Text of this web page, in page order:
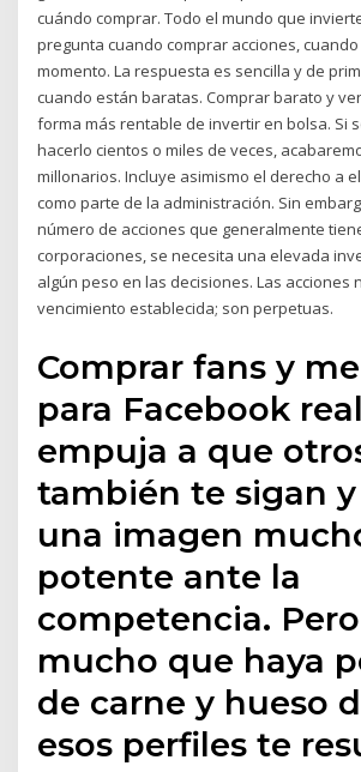
cuándo comprar. Todo el mundo que
pregunta cuando comprar acciones,
momento. La respuesta es sencilla y de
cuando están baratas. Comprar barato y
forma más rentable de invertir en bolsa. Si
hacerlo cientos o miles de veces,
millonarios. Incluye asimismo el derecho a
como parte de la administración. Sin
número de acciones que generalmente
corporaciones, se necesita una elevada
algún peso en las decisiones. Las acciones
vencimiento establecida; son perpetuas.
Comprar fans y
para Facebook
empuja a que
también te sigan
una imagen
potente ante la
competencia.
mucho que haya
de carne y hueso
esos perfiles te